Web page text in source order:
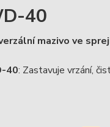
40
mazivo ve
40: Zastavuje vrzání,